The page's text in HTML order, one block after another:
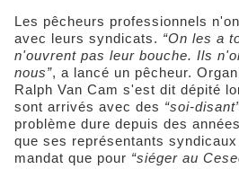
Les pêcheurs professionnels n'ont pas été tendres
avec leurs syndicats. “On les a
n'ouvrent pas leur bouche. Ils
nous”, a lancé un pêcheur.
Ralph Van Cam s'est dit dépité
sont arrivés avec des “soi-
problème dure depuis des
que ses représentants
mandat que pour “siéger au